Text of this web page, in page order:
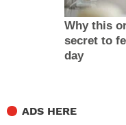
ADS HERE